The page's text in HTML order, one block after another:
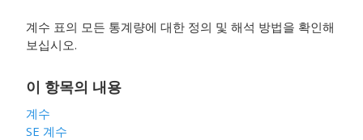
계수 표의 모든 통계량에 대한 정의 및 해석 방법을 확인해
보십시오.
이 항목의 내용
계수
SE 계수